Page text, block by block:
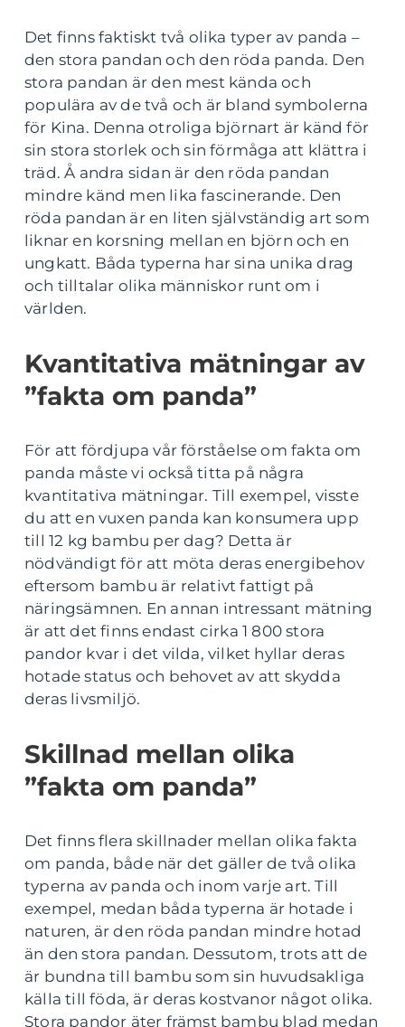
Det finns faktiskt två olika typer av panda –
den stora pandan och den röda panda. Den
stora pandan är den mest kända och
populära av de två och är bland symbolerna
för Kina. Denna otroliga björnart är känd för
sin stora storlek och sin förmåga att klättra i
träd. Å andra sidan är den röda pandan
mindre känd men lika fascinerande. Den
röda pandan är en liten självständig art som
liknar en korsning mellan en björn och en
ungkatt. Båda typerna har sina unika drag
och tilltalar olika människor runt om i
världen.
Kvantitativa mätningar av
”fakta om panda”
För att fördjupa vår förståelse om fakta om
panda måste vi också titta på några
kvantitativa mätningar. Till exempel, visste
du att en vuxen panda kan konsumera upp
till 12 kg bambu per dag? Detta är
nödvändigt för att möta deras energibehov
eftersom bambu är relativt fattigt på
näringsämnen. En annan intressant mätning
är att det finns endast cirka 1 800 stora
pandor kvar i det vilda, vilket hyllar deras
hotade status och behovet av att skydda
deras livsmiljö.
Skillnad mellan olika
”fakta om panda”
Det finns flera skillnader mellan olika fakta
om panda, både när det gäller de två olika
typerna av panda och inom varje art. Till
exempel, medan båda typerna är hotade i
naturen, är den röda pandan mindre hotad
än den stora pandan. Dessutom, trots att de
är bundna till bambu som sin huvudsakliga
källa till föda, är deras kostvanor något olika.
Stora pandor äter främst bambu blad medan